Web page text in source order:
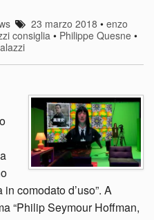
23 marzo 2018 • enzo
consiglia • Philippe Quesne •
comodato d’uso”. A
“Philip Seymour Hoffman,